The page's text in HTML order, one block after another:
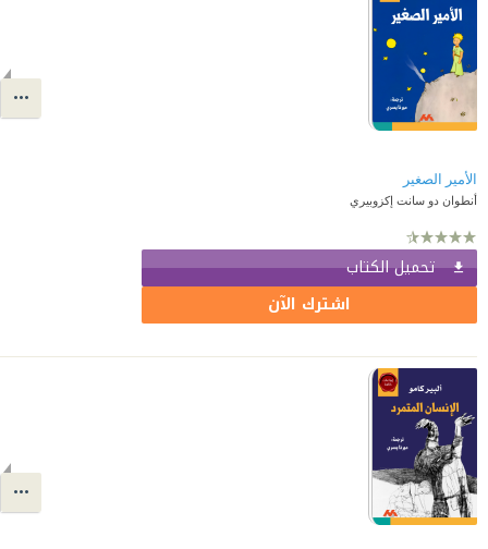
الأمير الصغير
أنطوان دو سانت إكزوبيري
تحميل الكتاب
اشترك الآن